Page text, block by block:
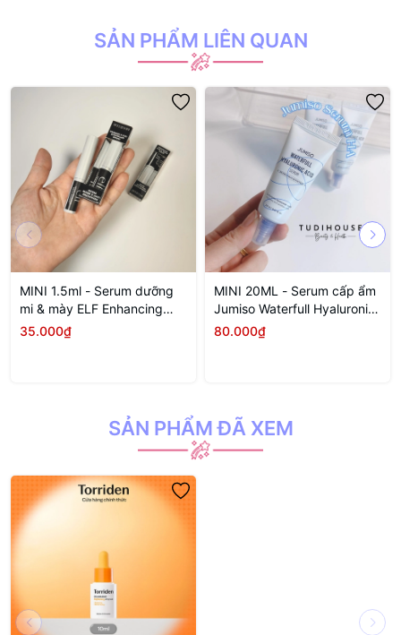
SẢN PHẨM LIÊN QUAN
MINI 1.5ml - Serum dưỡng
mi & mày ELF Enhancing
Lash & Brow Serum
35.000₫
MINI 20ML - Serum cấp ẩm
Jumiso Waterfull Hyaluronic
Acid
80.000₫
SẢN PHẨM ĐÃ XEM